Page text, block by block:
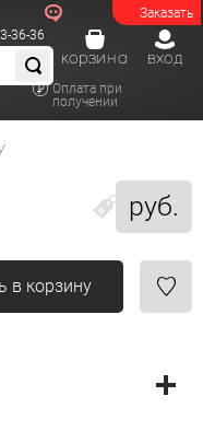
Заказать
36-36
Оплата при
получении
вход
корзина
руб.
в корзину